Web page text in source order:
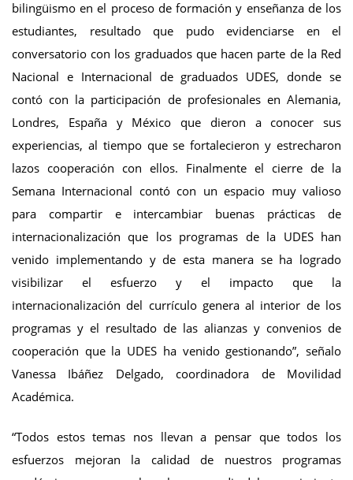
bilingüismo en el proceso de formación y enseñanza de los
estudiantes, resultado que pudo evidenciarse en el
conversatorio con los graduados que hacen parte de la Red
Nacional e Internacional de graduados UDES, donde se
contó con la participación de profesionales en Alemania,
Londres, España y México que dieron a conocer sus
experiencias, al tiempo que se fortalecieron y estrecharon
lazos cooperación con ellos. Finalmente el cierre de la
Semana Internacional contó con un espacio muy valioso
para compartir e intercambiar buenas prácticas de
internacionalización que los programas de la UDES han
venido implementando y de esta manera se ha logrado
visibilizar el esfuerzo y el impacto que la
internacionalización del currículo genera al interior de los
programas y el resultado de las alianzas y convenios de
cooperación que la UDES ha venido gestionando”, señalo
Vanessa Ibáñez Delgado, coordinadora de Movilidad
Académica.
“Todos estos temas nos llevan a pensar que todos los
esfuerzos mejoran la calidad de nuestros programas